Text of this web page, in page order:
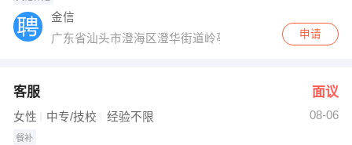
金信
广东省汕头市澄海区澄华街道岭亭路段
申请
客服 面议
女性 中专/技校 经验不限 08-06
餐补